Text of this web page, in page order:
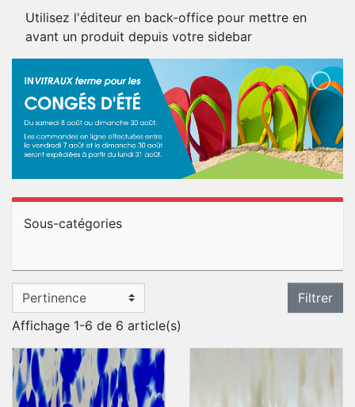
Utilisez l'éditeur en back-office pour mettre en
avant un produit depuis votre sidebar
Sous-catégories
Filtrer
Affichage 1-6 de 6 article(s)